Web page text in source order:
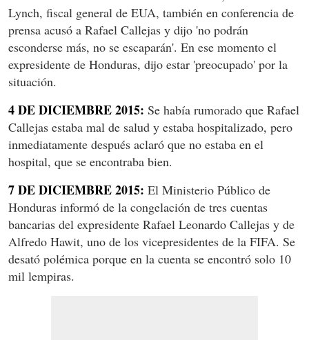
Lynch, fiscal general de EUA, también en conferencia de
prensa acusó a Rafael Callejas y dijo 'no podrán
esconderse más, no se escaparán'. En ese momento el
expresidente de Honduras, dijo estar 'preocupado' por la
situación.
4 DE DICIEMBRE 2015: Se había rumorado que Rafael
Callejas estaba mal de salud y estaba hospitalizado, pero
inmediatamente después aclaró que no estaba en el
hospital, que se encontraba bien.
7 DE DICIEMBRE 2015: El Ministerio Público de
Honduras informó de la congelación de tres cuentas
bancarias del expresidente Rafael Leonardo Callejas y de
Alfredo Hawit, uno de los vicepresidentes de la FIFA. Se
desató polémica porque en la cuenta se encontró solo 10
mil lempiras.